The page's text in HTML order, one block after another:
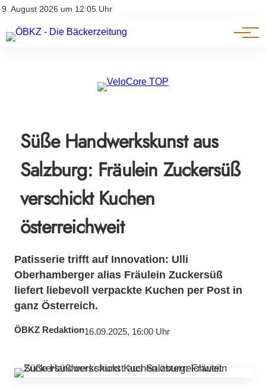
9. August 2026 um 12:05 Uhr
Impressum & Offenlegung
Am Wort
Genuss & Trends
Süße Handwerkskunst aus
Salzburg: Fräulein Zuckersüß
verschickt Kuchen
österreichweit
Patisserie trifft auf Innovation: Ulli
Oberhamberger alias Fräulein Zuckersüß
liefert liebevoll verpackte Kuchen per Post in
ganz Österreich.
ÖBKZ Redaktion16.09.2025, 16:00 Uhr